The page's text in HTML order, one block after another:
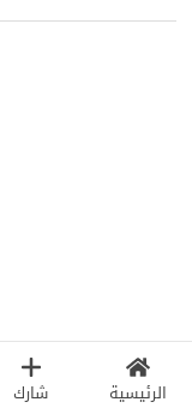
الرئيسية شارك
الواحد وليس